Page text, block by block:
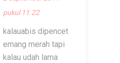
pukul 11.22
kalauabis dipencet
emang merah tapi
kalau udah lama